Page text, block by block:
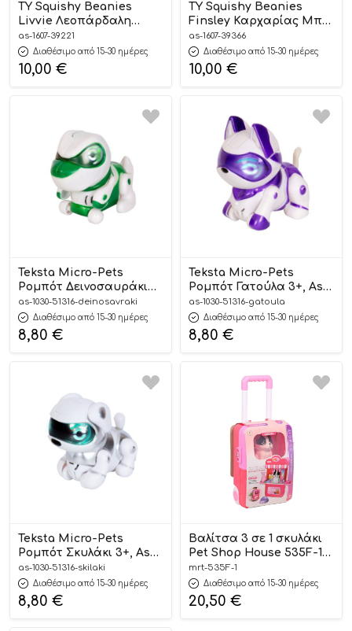
TY Squishy Beanies
Livvie Λεοπάρδαλη
Πολύχρωμη 38εκ – As
Company
as-1607-39221
Διαθέσιμο από 15-30 ημέρες
10,00 €
TY Squishy Beanies
Finsley Καρχαρίας Μπλε
38εκ – As Company
as-1607-39366
Διαθέσιμο από 15-30 ημέρες
10,00 €
Teksta Micro-Pets
Ρομπότ Δεινοσαυράκι
3+, As Company
as-1030-51316-deinosavraki
Διαθέσιμο από 15-30 ημέρες
8,80 €
Teksta Micro-Pets
Ρομπότ Γατούλα 3+, As
Company
as-1030-51316-gatoula
Διαθέσιμο από 15-30 ημέρες
8,80 €
Teksta Micro-Pets
Ρομπότ Σκυλάκι 3+, As
Company
as-1030-51316-skilaki
Διαθέσιμο από 15-30 ημέρες
8,80 €
Βαλίτσα 3 σε 1 σκυλάκι
Pet Shop House 535F-1
3+ – Martin Toys
mrt-535F-1
Διαθέσιμο από 15-30 ημέρες
20,50 €